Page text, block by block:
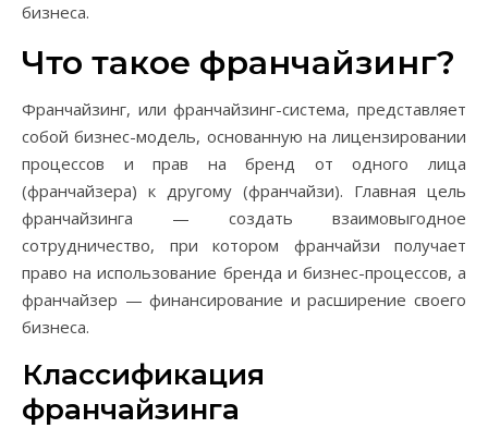
бизнеса.
Что такое франчайзинг?
Франчайзинг, или франчайзинг-система, представляет
собой бизнес-модель, основанную на лицензировании
процессов и прав на бренд от одного лица
(франчайзера) к другому (франчайзи). Главная цель
франчайзинга — создать взаимовыгодное
сотрудничество, при котором франчайзи получает
право на использование бренда и бизнес-процессов, а
франчайзер — финансирование и расширение своего
бизнеса.
Классификация
франчайзинга